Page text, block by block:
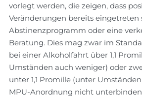
vorlegt werden, die zeigen, dass
Veränderungen bereits eingetreten
Abstinenzprogramm oder eine
Beratung. Dies mag zwar im
bei einer Alkoholfahrt über 1,1
Umständen auch weniger) oder
unter 1,1 Promille (unter
MPU-Anordnung nicht